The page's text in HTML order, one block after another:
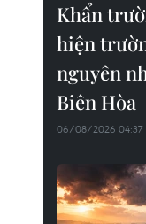
Khẩn
hiện
nguyên
Biên Hòa
06/08/2026 04:37